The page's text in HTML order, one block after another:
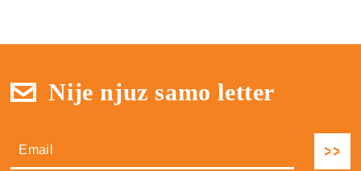
Nije njuz samo letter